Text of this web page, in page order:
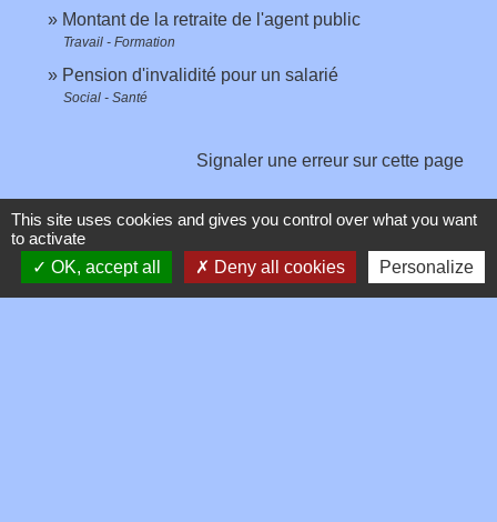
Montant de la retraite de l'agent public
Travail - Formation
Pension d'invalidité pour un salarié
Social - Santé
Signaler une erreur sur cette page
This site uses cookies and gives you control over what you want
to activate
OK, accept all
Deny all cookies Personalize